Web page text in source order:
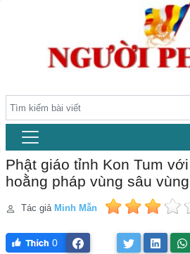
Phật giáo tỉnh Kon Tum
hoằng pháp vùng sâu
Tác giả Minh Mẫn
0